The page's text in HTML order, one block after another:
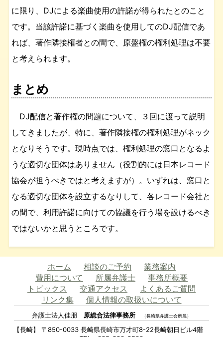
に限り、DJによる楽曲使用の許諾が得られたとのこと
です。当該許諾に基づく楽曲を使用してのDJ配信であ
れば、著作隣接権者との間で、原盤権の権利処理は不要
と考えられます。
まとめ
DJ配信と著作権の問題について、３回に渡って説明
してきましたが、特に、著作隣接権の権利処理がネック
となりそうです。現時点では、権利処理の窓口となるよ
うな適切な団体はありません（役割的には日本レコード
協会が担うべきではと考えますが）。いずれは、窓口と
なる適切な団体を設立するなりして、各レコード会社と
の間で、利用許諾に向けての協議を行う場を設けるべき
ではないかと思うところです。
ホーム 相談のご予約
業務案内
費用について
所属弁護士
事務所概要
トピックス
交通アクセス
よくあるご質問
リンク集
個人情報の取扱いについて
弁護士法人佳朋 原総合法律事務所 （長崎県弁護士会所属）
【長崎】 〒850-0033 長崎県長崎市万才町8-22長崎朝日ビル4階